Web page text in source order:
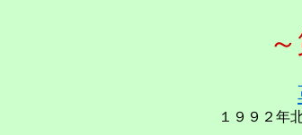
１９９２年